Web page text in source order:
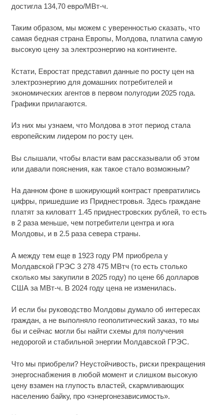
достигла 134,70 евро/МВт-ч.
Таким образом, мы можем с уверенностью сказать, что
самая бедная страна Европы, Молдова, платила самую
высокую цену за электроэнергию на континенте.
Кстати, Евростат представил данные по росту цен на
электроэнергию для домашних потребителей и
экономических агентов в первом полугодии 2025 года.
Графики прилагаются.
Из них мы узнаем, что Молдова в этот период стала
европейским лидером по росту цен.
Вы слышали, чтобы власти вам рассказывали об этом
или давали пояснения, как такое стало возможным?
На данном фоне в шокирующий контраст превратились
цифры, пришедшие из Приднестровья. Здесь граждане
платят за киловатт 1.45 приднестровских рублей, то есть
в 2 раза меньше, чем потребители центра и юга
Молдовы, и в 2.5 раза севера страны.
А между тем еще в 1923 году РМ приобрела у
Молдавской ГРЭС 3 278 475 МВтч (то есть столько
сколько мы закупили в 2025 году) по цене 66 долларов
США за МВт-ч. В 2024 году цена не изменилась.
И если бы руководство Молдовы думало об интересах
граждан, а не выполняло геополитический заказ, то мы
бы и сейчас могли бы найти схемы для получения
недорогой и стабильной энергии Молдавской ГРЭС.
Что мы приобрели? Неустойчивость, риски прекращения
энергоснабжения в любой момент и слишком высокую
цену взамен на глупость властей, скармливающих
населению байку, про «энергонезависимость».